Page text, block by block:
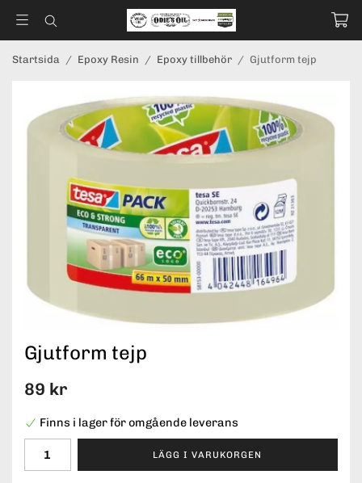
Startsida / Epoxy Resin / Epoxy tillbehör / Gjutform tejp
Gjutform tejp
89 kr
Finns i lager för omgående leverans
LÄGG I VARUKORGEN